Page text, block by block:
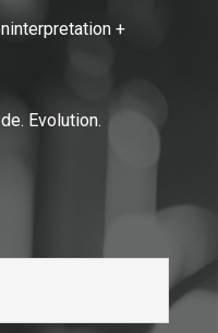
+
Evolution.